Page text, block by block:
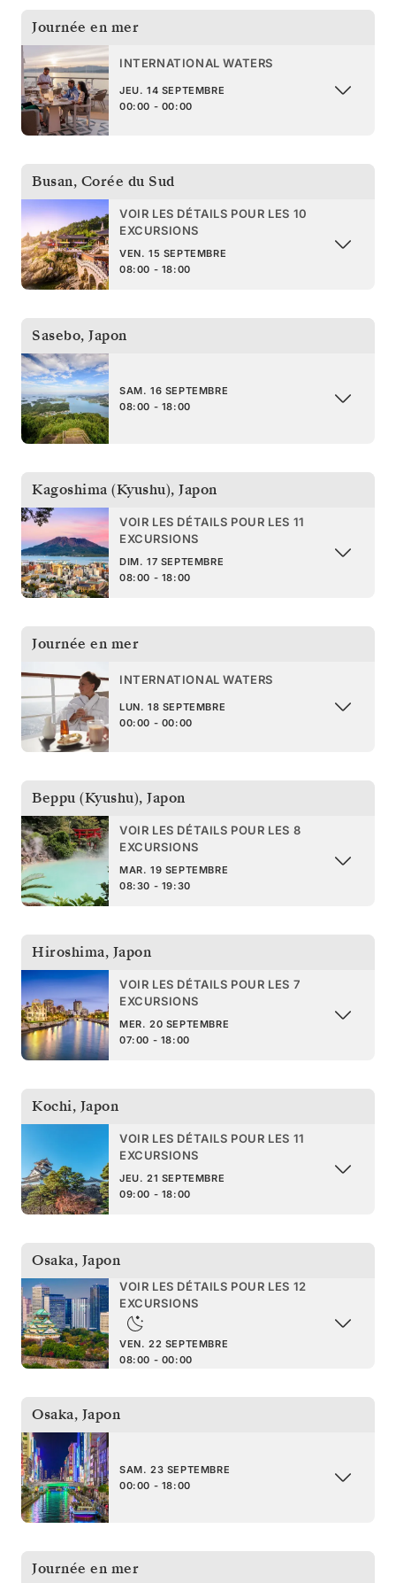
Journée en mer
INTERNATIONAL WATERS
JEU. 14 SEPTEMBRE
00:00 - 00:00
Busan, Corée du Sud
VOIR LES DÉTAILS POUR LES 10
EXCURSIONS
VEN. 15 SEPTEMBRE
08:00 - 18:00
Sasebo, Japon
SAM. 16 SEPTEMBRE
08:00 - 18:00
Kagoshima (Kyushu), Japon
VOIR LES DÉTAILS POUR LES 11
EXCURSIONS
DIM. 17 SEPTEMBRE
08:00 - 18:00
Journée en mer
INTERNATIONAL WATERS
LUN. 18 SEPTEMBRE
00:00 - 00:00
Beppu (Kyushu), Japon
VOIR LES DÉTAILS POUR LES 8
EXCURSIONS
MAR. 19 SEPTEMBRE
08:30 - 19:30
Hiroshima, Japon
VOIR LES DÉTAILS POUR LES 7
EXCURSIONS
MER. 20 SEPTEMBRE
07:00 - 18:00
Kochi, Japon
VOIR LES DÉTAILS POUR LES 11
EXCURSIONS
JEU. 21 SEPTEMBRE
09:00 - 18:00
Osaka, Japon
VOIR LES DÉTAILS POUR LES 12
EXCURSIONS
VEN. 22 SEPTEMBRE
08:00 - 00:00
Osaka, Japon
SAM. 23 SEPTEMBRE
00:00 - 18:00
Journée en mer